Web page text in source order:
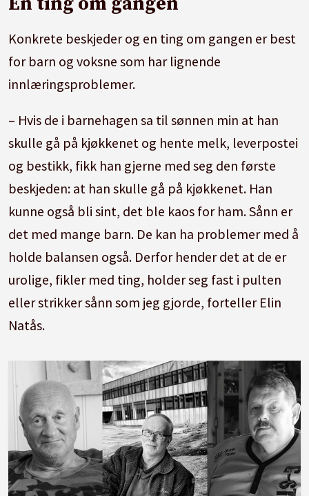
Konkrete beskjeder og en ting om gangen er best
for barn og voksne som har lignende
innlæringsproblemer.
– Hvis de i barnehagen sa til sønnen min at han
skulle gå på kjøkkenet og hente melk, leverpostei
og bestikk, fikk han gjerne med seg den første
beskjeden: at han skulle gå på kjøkkenet. Han
kunne også bli sint, det ble kaos for ham. Sånn er
det med mange barn. De kan ha problemer med å
holde balansen også. Derfor hender det at de er
urolige, fikler med ting, holder seg fast i pulten
eller strikker sånn som jeg gjorde, forteller Elin
Natås.